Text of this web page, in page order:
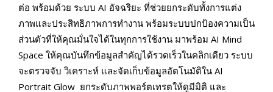
ต่อ พร้อมด้วย ระบบ AI อัจฉริยะ ที่ช่วยยกระดับทั้งการแต่ง
ภาพและประสิทธิภาพการทำงาน พร้อมระบบปกป้องความเป็น
ส่วนตัวที่ให้คุณมั่นใจได้ในทุกการใช้งาน มาพร้อม AI Mind
Space ให้คุณบันทึกข้อมูลสำคัญได้รวดเร็วในคลิกเดียว ระบบ
จะตรวจจับ วิเคราะห์ และจัดเก็บข้อมูลอัตโนมัติใน AI
Portrait Glow ยกระดับภาพพอร์ตเทรตให้ดูมีมิติ และ